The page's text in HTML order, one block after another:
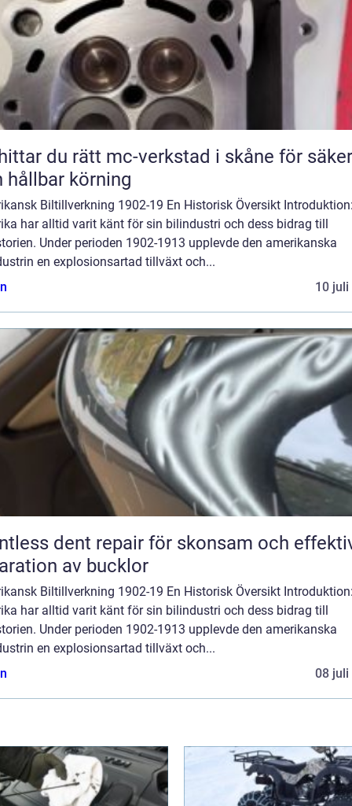
du rätt mc-verkstad i skåne för säker
hållbar körning
Biltillverkning 1902-19 En Historisk Översikt
har alltid varit känt för sin bilindustri och dess bidrag till
Under perioden 1902-1913 upplevde den amerikanska
en explosionsartad tillväxt och...
10 juli
dent repair för skonsam och
av bucklor
Biltillverkning 1902-19 En Historisk Översikt
har alltid varit känt för sin bilindustri och dess bidrag till
Under perioden 1902-1913 upplevde den amerikanska
en explosionsartad tillväxt och...
08 juli